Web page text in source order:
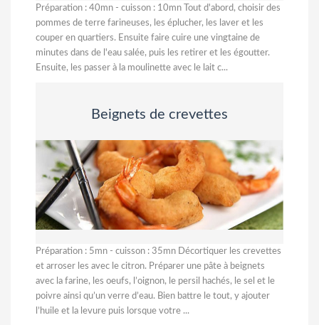
Préparation : 40mn - cuisson : 10mn Tout d'abord, choisir des
pommes de terre farineuses, les éplucher, les laver et les
couper en quartiers. Ensuite faire cuire une vingtaine de
minutes dans de l'eau salée, puis les retirer et les égoutter.
Ensuite, les passer à la moulinette avec le lait c...
Beignets de crevettes
Préparation : 5mn - cuisson : 35mn Décortiquer les crevettes
et arroser les avec le citron. Préparer une pâte à beignets
avec la farine, les oeufs, l’oignon, le persil hachés, le sel et le
poivre ainsi qu’un verre d’eau. Bien battre le tout, y ajouter
l’huile et la levure puis lorsque votre ...